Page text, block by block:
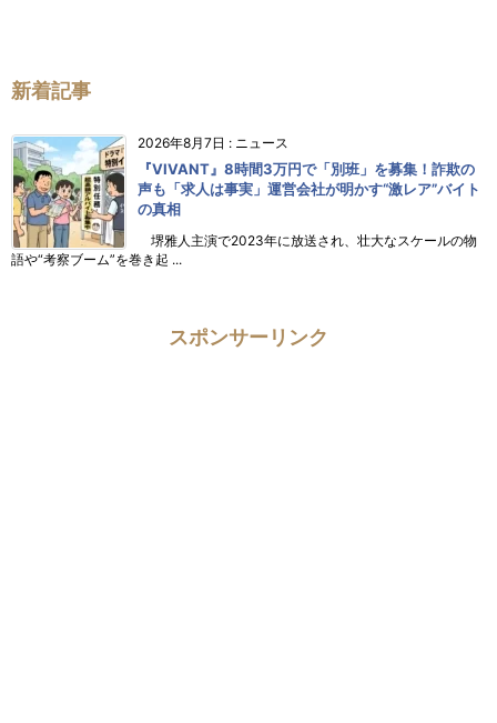
新着記事
2026年8月7日 : ニュース
『VIVANT』8時間3万円で「別班」を募集！詐欺の
声も「求人は事実」運営会社が明かす“激レア”バイト
の真相
堺雅人主演で2023年に放送され、壮大なスケールの物
語や“考察ブーム”を巻き起 ...
スポンサーリンク